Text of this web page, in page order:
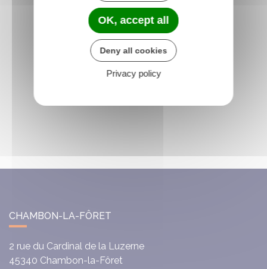
CHAMBON-LA-FÔRET
2 rue du Cardinal de la Luzerne
45340 Chambon-la-Fôret
OK, accept all
Deny all cookies
Privacy policy